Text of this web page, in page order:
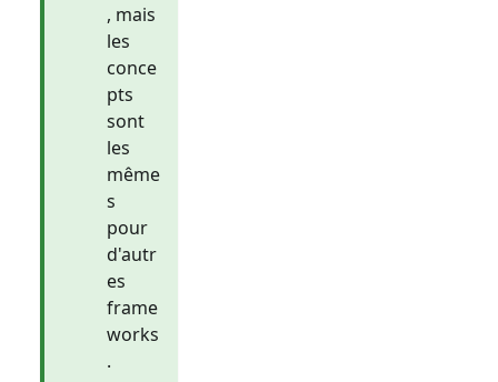
, mais
les
conce
pts
sont
les
même
s
pour
d'autr
es
frame
works
.